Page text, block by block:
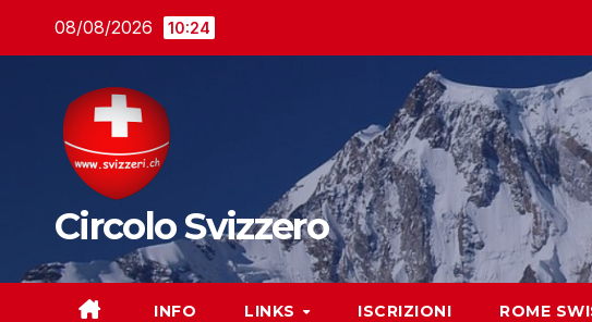
08/08/2026 10:24
Circolo Svizzero
INFO LINKS ISCRIZIONI ROME